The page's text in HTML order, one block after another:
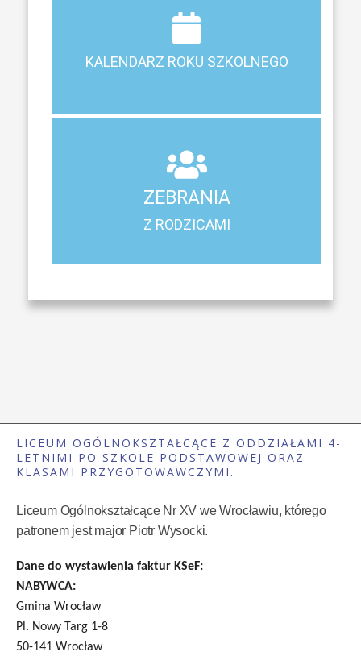
KALENDARZ ROKU SZKOLNEGO
KALENDARZ ROKU SZKOLNEGO
Terminy ferii, matur, zebrań i klasyfikacji
ZEBRANIA
Z RODZICAMI
Z RODZICAMI
Harmonogram spotkań i konsultacji z rodzicami
LICEUM OGÓLNOKSZTAŁCĄCE Z ODDZIAŁAMI 4-
LETNIMI PO SZKOLE PODSTAWOWEJ ORAZ
KLASAMI PRZYGOTOWAWCZYMI.
Liceum Ogólnokształcące Nr XV we Wrocławiu, którego
patronem jest major Piotr Wysocki.
Dane do wystawienia faktur KSeF:
NABYWCA:
Gmina Wrocław
Pl. Nowy Targ 1-8
50-141 Wrocław